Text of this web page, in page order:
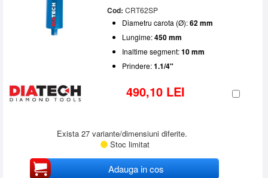
Cod: CRT62SP
Diametru carota (Ø):62 mm
Lungime:450 mm
Inaltime segment:10 mm
Prindere:1.1/4"
490,10 LEI
Exista 27 variante/dimensiuni diferite.
Stoc limitat
Adauga in cos